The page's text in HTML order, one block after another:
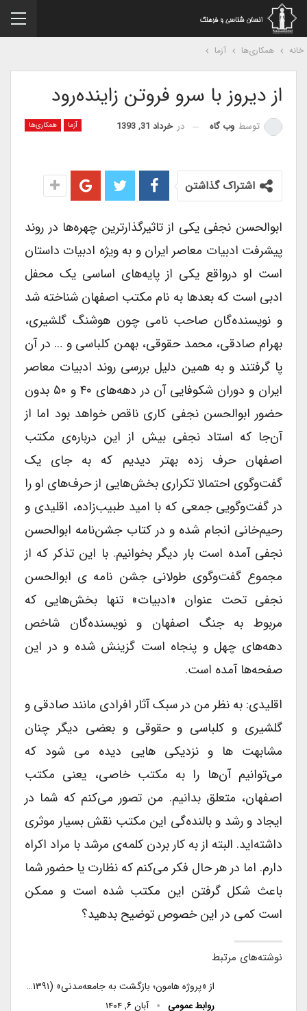
همکاری‌ها آزما
از دیروز با سرو فروتن زاینده‌رود
آزما همکاری‌ها توسطوب گاه درخرداد 31, 1393
اشتراک گذاشتن
ابوالحسن نجفی یکی از تاثیرگذارترین چهره‌ها در روند
پیشرفت ادبیات معاصر ایران و به ویژه ادبیات داستان
است او درواقع یکی از پایه‌های اساسی یک محفل
ادبی است که بعدها به نام مکتب اصفهان شناخته شد
و نویسنده‌گان صاحب نامی چون هوشنگ گلشیری،
بهرام صادقی، محمد حقوقی، بهمن کلباسی و … در آن
پا گرفتند و به همین دلیل بررسی روند ادبیات معاصر
ایران و دوران شکوفایی آن در دهه‌های ۴۰ و ۵۰ بدون
حضور ابوالحسن نجفی کاری ناقص خواهد بود اما از
آن‌جا که استاد نجفی بیش از این درباره‌ی مکتب
اصفهان حرف زده بهتر دیدیم که به جای یک
گفت‌وگوی احتمالا تکراری بخش‌هایی از حرف‌های او را
در گفت‌و‌گویی جمعی که با امید طبیب‌زاده، اقلیدی و
رحیم‌خانی انجام شده و در کتاب جشن‌نامه ابوالحسن
نجفی آمده است بار دیگر بخوانیم. با این تذکر که از
مجموع گفت‌و‌گوی طولانی جشن نامه‌ ی ابوالحسن
نجفی تحت عنوان «ادبیات» تنها بخش‌هایی که
مربوط به جنگ اصفهان و نویسنده‌گان شاخص
دهه‌های چهل و پنجاه است گزینش شده و در این
صفحه‌ها آمده است.
اقلیدی: به نظر من در سبک آثار افرادی مانند صادقی و
گلشیری و کلباسی و حقوقی و بعضی دیگر چنان
مشابهت ها و نزدیکی هایی دیده می شود که
می‌توانیم آن‌ها را به مکتب خاصی، یعنی مکتب
اصفهان، متعلق بدانیم. من تصور می‌کنم که شما در
ایجاد و رشد و بالنده‌گی این مکتب نقش بسیار موثری
داشته‌اید. البته از به کار بردن کلمه‌ی مرشد با مراد اکراه
دارم. اما در هر حال فکر می‌کنم که نظارت یا حضور شما
باعث شکل گرفتن این مکتب شده است و ممکن
است کمی در این خصوص توضیح بدهید؟
نوشته‌های مرتبط
از «پروژه هامون؛ بازگشت به جامعه‌مدنی» (۱۳۹۱…
روابط عمومی آبان ۶, ۱۴۰۴